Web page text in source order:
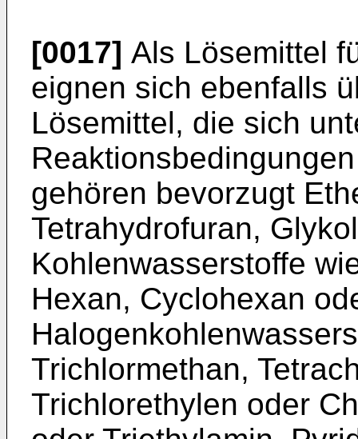
[0017] Als Lösemittel
eignen sich ebenfalls
Lösemittel, die sich
gehören bevorzugt
Tetrahydrofuran,
Kohlenwasserstoffe
Hexan, Cyclohexan
Trichlormethan,
Trichlorethylen oder